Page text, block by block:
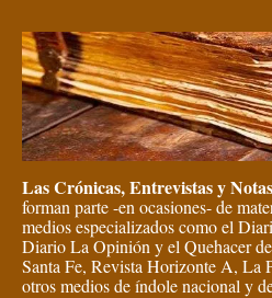
Las Crónicas, Entrevistas y Notas
forman parte -en ocasiones- de
medios especializados como el
Diario La Opinión y el Quehacer
Santa Fe, Revista Horizonte A,
otros medios de índole nacional y